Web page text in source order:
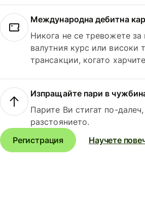
Международна дебитна
Никога не се тревожете за
валутния курс или високи
трансакции, когато
Изпращайте пари в
Парите Ви стигат по-
разстоянието.
Регистрация
Научете